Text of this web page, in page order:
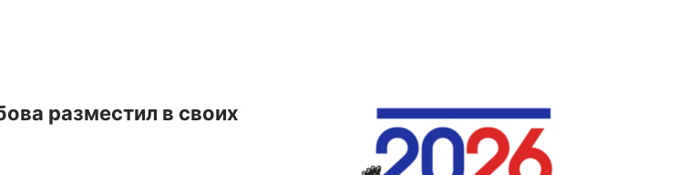
разместил в своих